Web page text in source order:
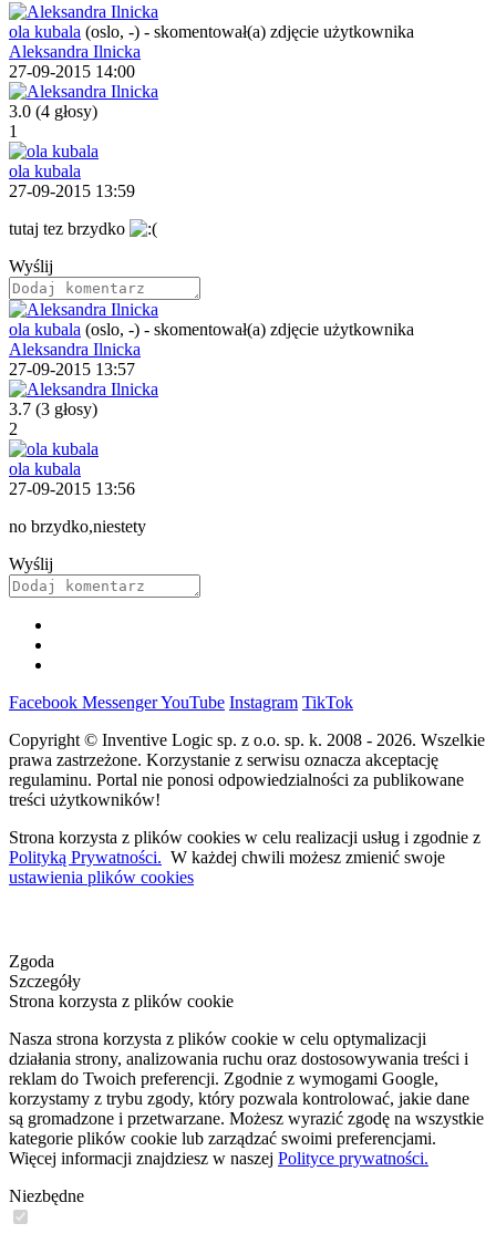
ola kubala (oslo, -) - skomentował(a) zdjęcie użytkownika
Aleksandra Ilnicka
27-09-2015 14:00
3.0 (4 głosy)
1
ola kubala
27-09-2015 13:59
tutaj tez brzydko
Wyślij
ola kubala (oslo, -) - skomentował(a) zdjęcie użytkownika
Aleksandra Ilnicka
27-09-2015 13:57
3.7 (3 głosy)
2
ola kubala
27-09-2015 13:56
no brzydko,niestety
Wyślij
Facebook MessengerYouTube Instagram TikTok
Copyright © Inventive Logic sp. z o.o. sp. k. 2008 - 2026. Wszelkie
prawa zastrzeżone. Korzystanie z serwisu oznacza akceptację
regulaminu. Portal nie ponosi odpowiedzialności za publikowane
treści użytkowników!
Strona korzysta z plików cookies w celu realizacji usług i zgodnie z
Polityką Prywatności. W każdej chwili możesz zmienić swoje
ustawienia plików cookies
Zgoda
Szczegóły
Strona korzysta z plików cookie
Nasza strona korzysta z plików cookie w celu optymalizacji
działania strony, analizowania ruchu oraz dostosowywania treści i
reklam do Twoich preferencji. Zgodnie z wymogami Google,
korzystamy z trybu zgody, który pozwala kontrolować, jakie dane
są gromadzone i przetwarzane. Możesz wyrazić zgodę na wszystkie
kategorie plików cookie lub zarządzać swoimi preferencjami.
Więcej informacji znajdziesz w naszej Polityce prywatności.
Niezbędne